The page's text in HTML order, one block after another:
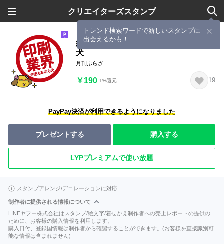
クリエイターズスタンプ
トレンド検索ワードで新しいスタンプに
出会えるかも！
編集のやりとりをマイルドにするぷら
犬
月刊ぷらざ
￥190 1%還元 19
PayPay決済が利用できるようになりました
プレゼントする 購入する
LYPプレミアムで使い放題
スタンプアレンジ/デコレーションに対応
制作者に提供される情報について
LINEヤフー株式会社はスタンプ/絵文字/着せかえ制作者への売上レポートの提供の
ために、お客様の購入情報を利用します。
購入日付、登録国情報は制作者から確認することができます。(お客様を直接識別可
能な情報は含まれません)